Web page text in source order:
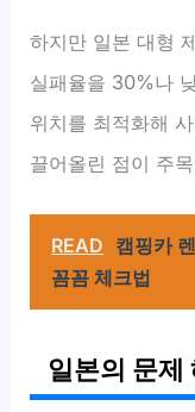
하지만 일본 대형
실패율을 30%나
위치를 최적화해
끌어올린 점이 주
READ 캠핑카
꼼꼼 체크법
일본의 문제